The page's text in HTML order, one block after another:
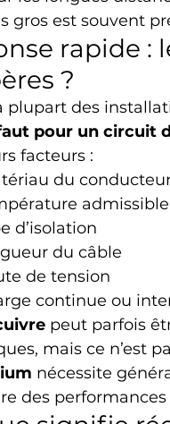
gros est souvent
rapide :
?
plupart des
pour un circuit
facteurs :
du
admissible
d’isolation
du câble
de tension
continue ou
peut parfois
mais ce n’est
nécessite
des performances